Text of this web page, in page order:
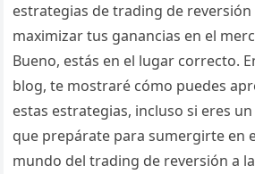
estrategias de trading de
maximizar tus ganancias en el
Bueno, estás en el lugar correcto.
blog, te mostraré cómo puedes
estas estrategias, incluso si eres
que prepárate para sumergirte en
mundo del trading de reversión a